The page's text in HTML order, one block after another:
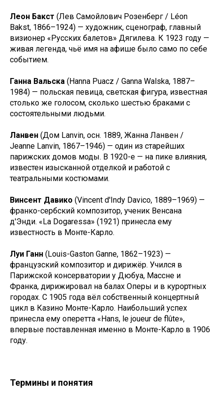
Леон Бакст (Лев Самойлович Розенберг / Léon
Bakst, 1866–1924) — художник, сценограф, главный
визионер «Русских балетов» Дягилева. К 1923 году —
живая легенда, чьё имя на афише было само по себе
событием.
Ганна Вальска (Hanna Puacz / Ganna Walska, 1887–
1984) — польская певица, светская фигура, известная
столько же голосом, сколько шестью браками с
состоятельными людьми.
Ланвен (Дом Lanvin, осн. 1889, Жанна Ланвен /
Jeanne Lanvin, 1867–1946) — один из старейших
парижских домов моды. В 1920-е — на пике влияния,
известен изысканной отделкой и работой с
театральными костюмами.
Винсент Давико (Vincent d'Indy Davico, 1889–1969) —
франко-сербский композитор, ученик Венсана
д'Энди. «La Dogaressa» (1921) принесла ему
известность в Монте-Карло.
Луи Ганн (Louis-Gaston Ganne, 1862–1923) —
французский композитор и дирижёр. Учился в
Парижской консерватории у Дюбуа, Массне и
Франка, дирижировал на балах Оперы и в курортных
городах. С 1905 года вёл собственный концертный
цикл в Казино Монте-Карло. Наибольший успех
принесла ему оперетта «Hans, le joueur de flûte»,
впервые поставленная именно в Монте-Карло в 1906
году.
Термины и понятия